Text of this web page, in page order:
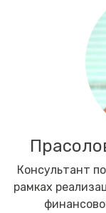
Консультант
рамках